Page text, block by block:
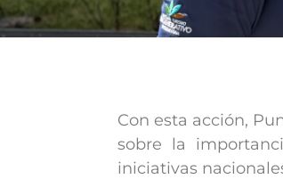
Con esta acción,
sobre la
iniciativas